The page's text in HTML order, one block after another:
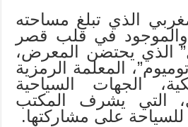
الذي تبلغ مساحته
والموجود في قلب قصر
الذي يحتضن المعرض،
المعلمة الرمزية
الجهات السياحية
التي يشرف المكتب
للسياحة على مشاركتها.